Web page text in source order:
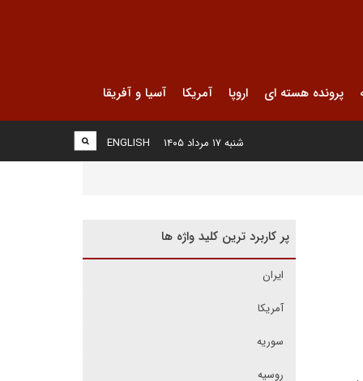
پرونده هسته ای اروپا آمریکا آسیا و آفریقا
ENGLISH شنبه ۱۷ مرداد ۱۴۰۵
پر کاربرد ترین کلید واژه ها
ایران
آمریکا
سوریه
روسیه